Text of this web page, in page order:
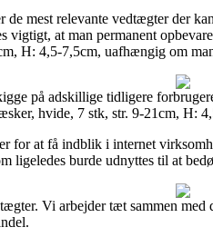
de mest relevante vedtægter der
vigtigt, at man permanent
H: 4,5-7,5cm, uafhængig om
på adskillige tidligere
hvide, 7 stk, str. 9-21cm, H:
for at få indblik i internet
ligeledes burde udnyttes til at
Vi arbejder tæt sammen